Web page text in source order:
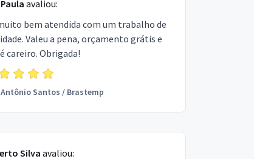
avaliou:
bem atendida com um trabalho de
Valeu a pena, orçamento grátis e
careiro. Obrigada!
Antônio Santos / Brastemp
Silva avaliou: